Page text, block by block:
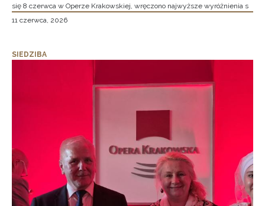
się 8 czerwca w Operze Krakowskiej, wręczono najwyższe wyróżnienia s
11 czerwca, 2026
SIEDZIBA